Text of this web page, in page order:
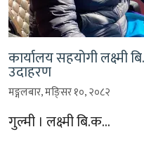
कार्यालय सहयोगी लक्ष्मी
उदाहरण
मङ्गलबार, मङि्सर १०, २०८२
गुल्मी । लक्ष्मी बि.क…